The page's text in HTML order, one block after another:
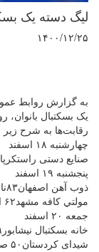
لیگ دسته یک
۱۴۰۰/۱۲/۲۵
به گزارش روابط
رقابت‌ها به شرح
چهارشنبه ۱۸ اسفند
صنایع دستی راستکرپار بندر
پنجشنبه ۱۹ اسفند
ذوب آهن اصفهان۸۳نارسینا تهران۶۰
مولتي كافه مشهد۶۲ اكسيژن اراك ۴۷
جمعه ۲۰ اسفند
خانه بسکتبال نیشابور۸۹ داتیس یزد۴۲
شیدای کردستان۵۰ صنایع دستی راستکرپار بندر انزای۴۲